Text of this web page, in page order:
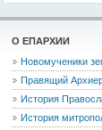
О ЕПАРХИИ
Новомученики
Правящий
История
История